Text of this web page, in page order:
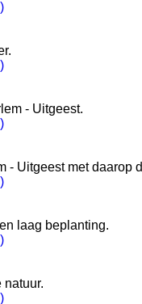
- Uitgeest.
- Uitgeest met daarop
laag beplanting.
natuur.